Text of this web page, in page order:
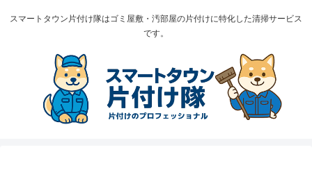
スマートタウン片付け隊はゴミ屋敷・汚部屋の片付けに特化した清掃サービス
です。